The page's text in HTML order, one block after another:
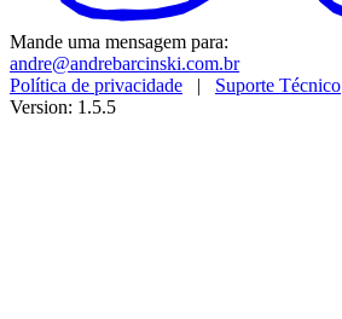
Mande uma mensagem para:
andre@andrebarcinski.com.br
Política de privacidade | Suporte Técnico
Version: 1.5.5